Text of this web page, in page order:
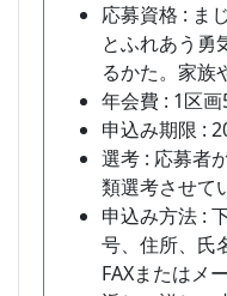
応募資格 : ま
とふれあう勇
るかた。家族
年会費 : 1区画
申込み期限 :
選考 : 応募者
類選考させて
申込み方法 :
号、住所、氏
FAXまたはメ